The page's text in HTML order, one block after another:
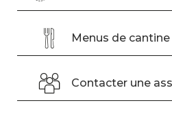
Menus de cantine
Contacter une